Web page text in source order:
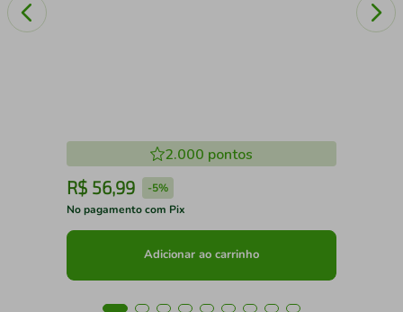
2.000 pontos
R$ 56,99 -5%
No pagamento com Pix
Adicionar ao carrinho